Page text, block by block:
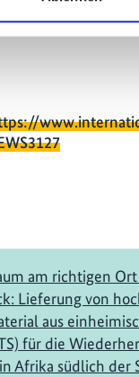
Landschaften
am richtigen
Lieferung von
aus
für die
Afrika südlich der